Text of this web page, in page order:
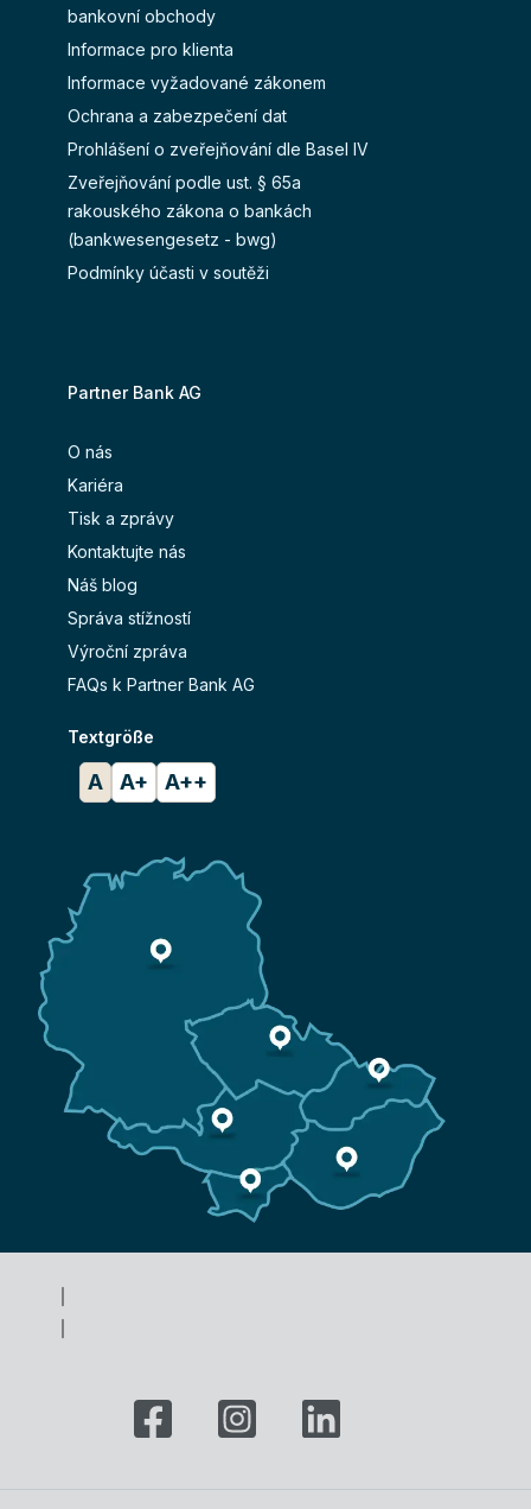
bankovní obchody
Informace pro klienta
Informace vyžadované zákonem
Ochrana a zabezpečení dat
Prohlášení o zveřejňování dle Basel IV
Zveřejňování podle ust. § 65a
rakouského zákona o bankách
(bankwesengesetz - bwg)
Podmínky účasti v soutěži
Partner Bank AG
O nás
Kariéra
Tisk a zprávy
Kontaktujte nás
Náš blog
Správa stížností
Výroční zpráva
FAQs k Partner Bank AG
Textgröße
A A+ A++